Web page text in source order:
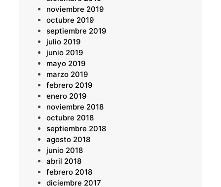
noviembre 2019
octubre 2019
septiembre 2019
julio 2019
junio 2019
mayo 2019
marzo 2019
febrero 2019
enero 2019
noviembre 2018
octubre 2018
septiembre 2018
agosto 2018
junio 2018
abril 2018
febrero 2018
diciembre 2017